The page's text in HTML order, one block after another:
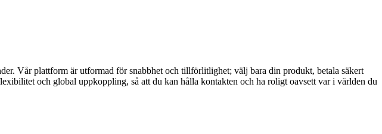
Vår plattform är utformad för snabbhet och tillförlitlighet; välj bara din produkt, betala säkert
och global uppkoppling, så att du kan hålla kontakten och ha roligt oavsett var i världen du